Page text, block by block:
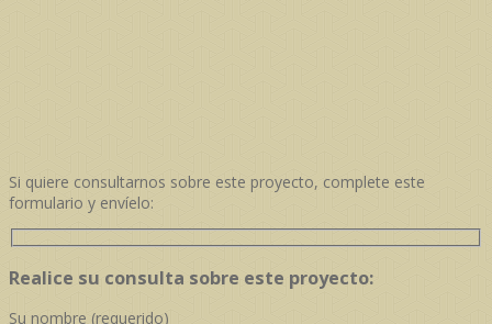
Si quiere consultarnos sobre este proyecto, complete este
formulario y envíelo:
Realice su consulta sobre este proyecto:
Su nombre (requerido)